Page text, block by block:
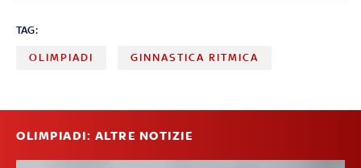
TAG:
OLIMPIADI GINNASTICA RITMICA
OLIMPIADI: ALTRE NOTIZIE